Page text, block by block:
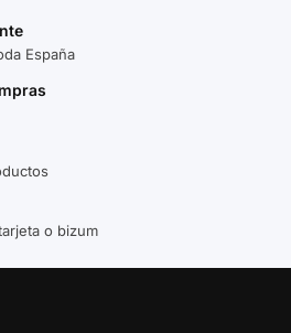
España
o bizum